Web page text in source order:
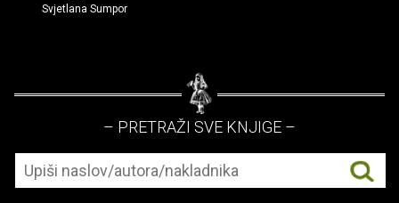
Svjetlana Sumpor
– PRETRAŽI SVE KNJIGE –